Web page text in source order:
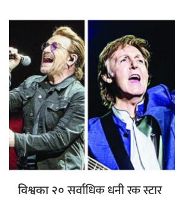
विश्वका २०सर्वाधिक धनी रक स्टार